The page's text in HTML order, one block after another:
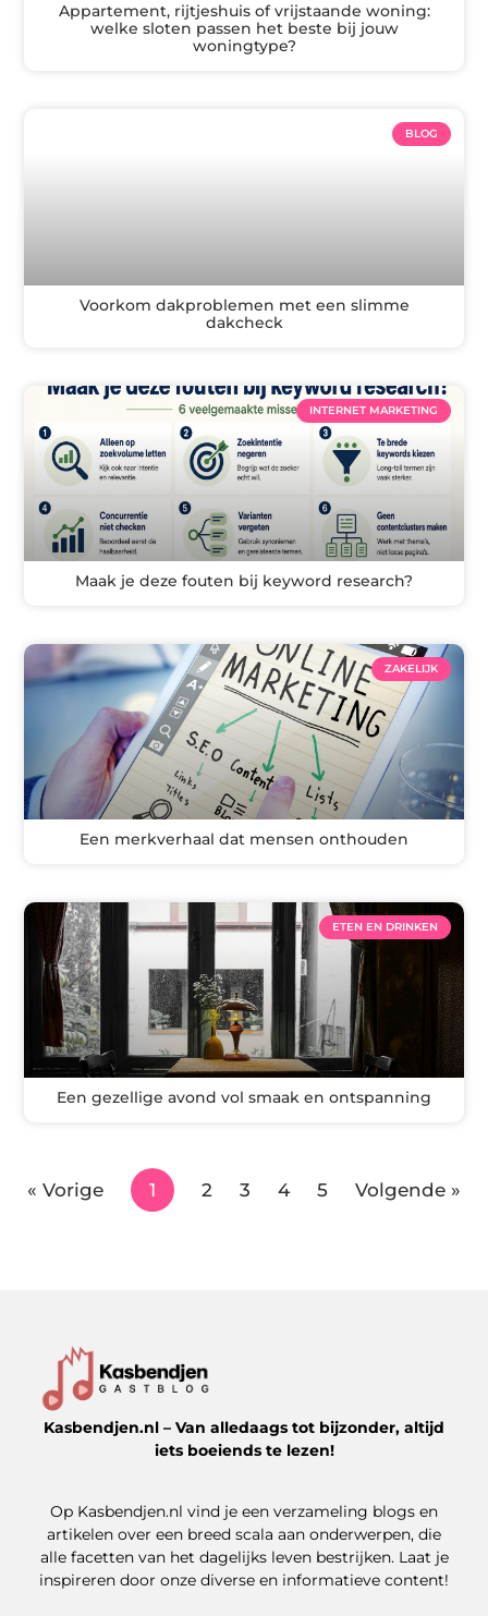
Appartement, rijtjeshuis of vrijstaande woning:
welke sloten passen het beste bij jouw
woningtype?
BLOG
Voorkom dakproblemen met een slimme
dakcheck
INTERNET MARKETING
Maak je deze fouten bij keyword research?
ZAKELIJK
Een merkverhaal dat mensen onthouden
ETEN EN DRINKEN
Een gezellige avond vol smaak en ontspanning
« Vorige 1 2 3 4 5 Volgende »
Kasbendjen.nl – Van alledaags tot bijzonder, altijd
iets boeiends te lezen!
Op Kasbendjen.nl vind je een verzameling blogs en
artikelen over een breed scala aan onderwerpen, die
alle facetten van het dagelijks leven bestrijken. Laat je
inspireren door onze diverse en informatieve content!